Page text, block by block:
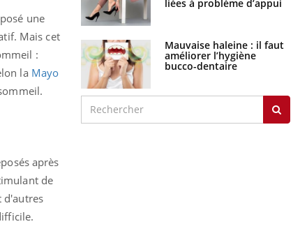
une
Mais cet
:
la Mayo
après
de
d'autres
liées à problème d’appui
Mauvaise haleine : il faut
améliorer l’hygiène
bucco-dentaire